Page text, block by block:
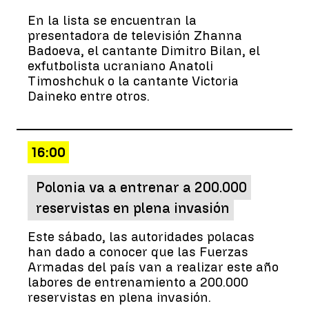
En la lista se encuentran la
presentadora de televisión Zhanna
Badoeva, el cantante Dimitro Bilan, el
exfutbolista ucraniano Anatoli
Timoshchuk o la cantante Victoria
Daineko entre otros.
16:00
Polonia va a entrenar a 200.000
reservistas en plena invasión
Este sábado, las autoridades polacas
han dado a conocer que las Fuerzas
Armadas del país van a realizar este año
labores de entrenamiento a 200.000
reservistas en plena invasión.